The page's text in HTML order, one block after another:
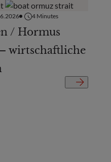
4 Minutes
/ Hormus
wirtschaftliche